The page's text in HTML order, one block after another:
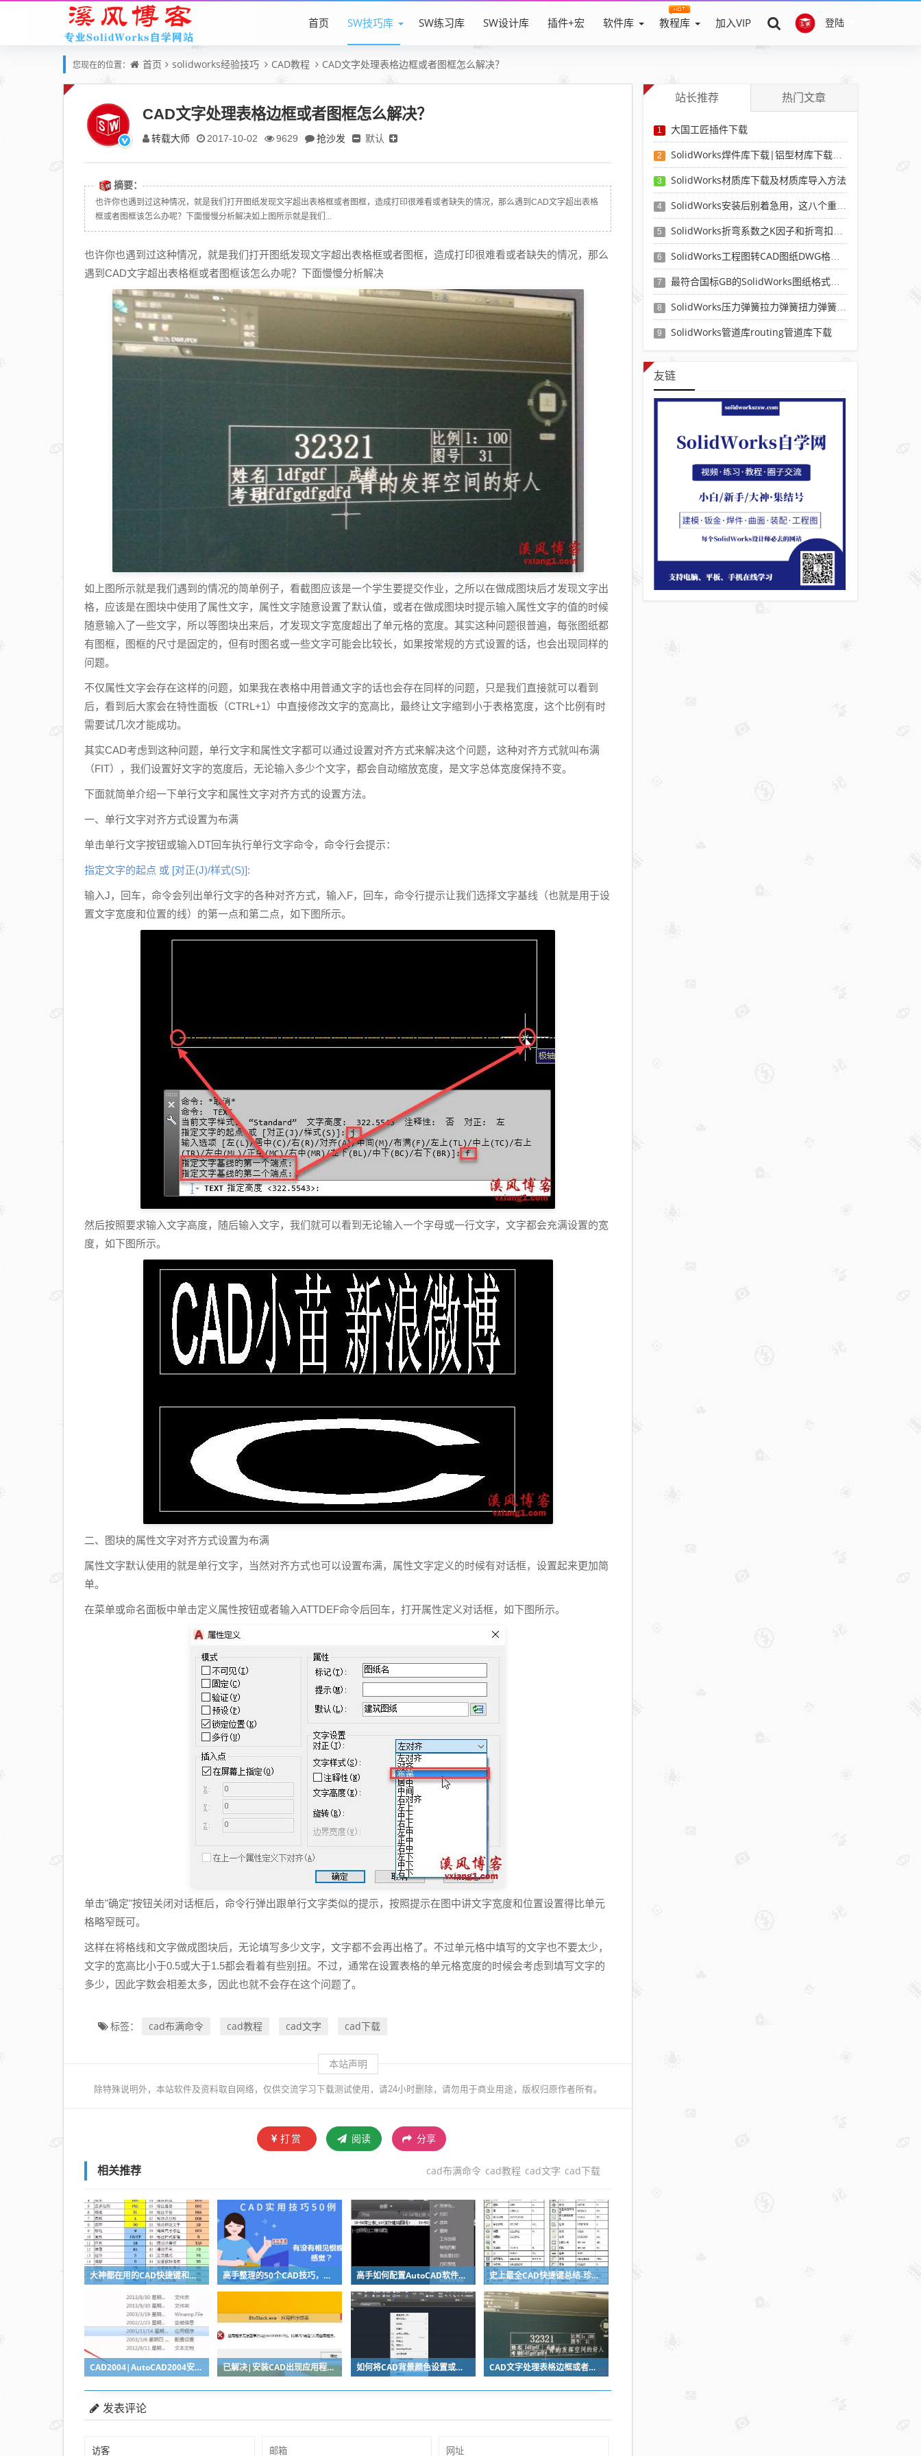
登陆
首页 SW技巧库 SW练习库 SW设计库 插件+宏 软件库 教程库 加入VIP
您现在的位置： 首页 solidworks经验技巧 CAD教程 CAD文字处理表格边框或者图框怎么解决？
CAD文字处理表格边框或者图框怎么解决？
转载大师 2017-10-02 9629 抢沙发 默认
摘要：
也许你也遇到过这种情况，就是我们打开图纸发现文字超出表格框或者图框，造成打印很难看或者缺失的情况，那么遇到CAD文字超出表格
框或者图框该怎么办呢？下面慢慢分析解决如上图所示就是我们...
也许你也遇到过这种情况，就是我们打开图纸发现文字超出表格框或者图框，造成打印很难看或者缺失的情况，那么
遇到CAD文字超出表格框或者图框该怎么办呢？下面慢慢分析解决
如上图所示就是我们遇到的情况的简单例子，看截图应该是一个学生要提交作业，之所以在做成图块后才发现文字出
格，应该是在图块中使用了属性文字，属性文字随意设置了默认值，或者在做成图块时提示输入属性文字的值的时候
随意输入了一些文字，所以等图块出来后，才发现文字宽度超出了单元格的宽度。其实这种问题很普遍，每张图纸都
有图框，图框的尺寸是固定的，但有时图名或一些文字可能会比较长，如果按常规的方式设置的话，也会出现同样的
问题。
不仅属性文字会存在这样的问题，如果我在表格中用普通文字的话也会存在同样的问题，只是我们直接就可以看到
后，看到后大家会在特性面板（CTRL+1）中直接修改文字的宽高比，最终让文字缩到小于表格宽度，这个比例有时
需要试几次才能成功。
其实CAD考虑到这种问题，单行文字和属性文字都可以通过设置对齐方式来解决这个问题，这种对齐方式就叫布满
（FIT），我们设置好文字的宽度后，无论输入多少个文字，都会自动缩放宽度，是文字总体宽度保持不变。
下面就简单介绍一下单行文字和属性文字对齐方式的设置方法。
一、单行文字对齐方式设置为布满
单击单行文字按钮或输入DT回车执行单行文字命令，命令行会提示：
指定文字的起点 或 [对正(J)/样式(S)]:
输入J，回车，命令会列出单行文字的各种对齐方式，输入F，回车，命令行提示让我们选择文字基线（也就是用于设
置文字宽度和位置的线）的第一点和第二点，如下图所示。
然后按照要求输入文字高度，随后输入文字，我们就可以看到无论输入一个字母或一行文字，文字都会充满设置的宽
度，如下图所示。
二、图块的属性文字对齐方式设置为布满
属性文字默认使用的就是单行文字，当然对齐方式也可以设置布满，属性文字定义的时候有对话框，设置起来更加简
单。
在菜单或命名面板中单击定义属性按钮或者输入ATTDEF命令后回车，打开属性定义对话框，如下图所示。
单击"确定"按钮关闭对话框后，命令行弹出跟单行文字类似的提示，按照提示在图中讲文字宽度和位置设置得比单元
格略窄既可。
这样在将格线和文字做成图块后，无论填写多少文字，文字都不会再出格了。不过单元格中填写的文字也不要太少，
文字的宽高比小于0.5或大于1.5都会看着有些别扭。不过，通常在设置表格的单元格宽度的时候会考虑到填写文字的
多少，因此字数会相差太多，因此也就不会存在这个问题了。
标签： cad布满命令 cad教程 cad文字 cad下载
本站声明
除特殊说明外，本站软件及资料取自网络，仅供交流学习下载测试使用，请24小时删除，请勿用于商业用途，版权归原作者所有。
打赏 阅读 分享
相关推荐 cad布满命令 cad教程 cad文字 cad下载
大神都在用的CAD快捷键和技巧总结 高手整理的50个CAD技巧，相见恨晚，你都会吗？ 高手如何配置AutoCAD软件来提高cad性能？ 史上最全CAD快捷键总结-珍藏版
CAD2004|AutoCAD2004安装与破解教程 已解决|安装CAD出现应用程序无法正常启动（0xc000007b）如何解决？ 如何将CAD背景颜色设置或改为黑色或者白色？ CAD文字处理表格边框或者图框怎么解决？
发表评论
站长推荐 热门文章
1 大国工匠插件下载
2 SolidWorks焊件库下载|铝型材库下载|附sw焊件库添加配置使用教程
3 SolidWorks材质库下载及材质库导入方法
4 SolidWorks安装后别着急用，这八个重要SolidWorks设置可以提高你的画图效率
5 SolidWorks折弯系数之K因子和折弯扣除表-溪风推荐
6 SolidWorks工程图转CAD图纸DWG格式映射文件无乱码可分层-溪风亲测推荐
7 最符合国标GB的SolidWorks图纸格式和图纸模板下载-溪风专用版
8 SolidWorks压力弹簧拉力弹簧扭力弹簧涡卷弹簧自动生成宏程序下载
9 SolidWorks管道库routing管道库下载
友链